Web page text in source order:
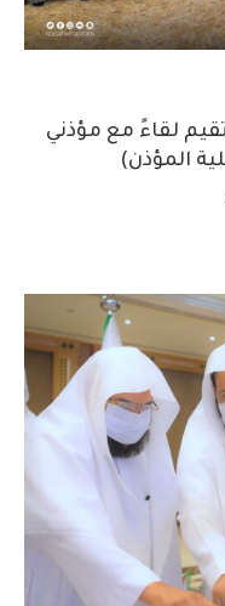
لقاءً مع مؤذني
المؤذن)